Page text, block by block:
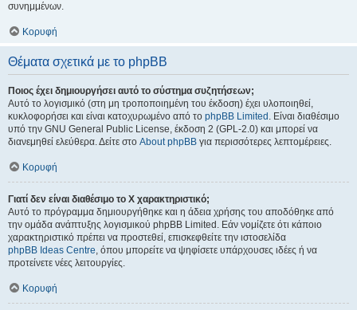
συνημμένων.
Κορυφή
Θέματα σχετικά με το phpBB
Ποιος έχει δημιουργήσει αυτό το σύστημα συζητήσεων;
Αυτό το λογισμικό (στη μη τροποποιημένη του έκδοση) έχει υλοποιηθεί,
κυκλοφορήσει και είναι κατοχυρωμένο από το phpBB Limited . Είναι διαθέσιμο
υπό την GNU General Public License, έκδοση 2 (GPL-2.0) και μπορεί να
διανεμηθεί ελεύθερα. Δείτε στο About phpBB για περισσότερες λεπτομέρειες.
Κορυφή
Γιατί δεν είναι διαθέσιμο το Χ χαρακτηριστικό;
Αυτό το πρόγραμμα δημιουργήθηκε και η άδεια χρήσης του αποδόθηκε από
την ομάδα ανάπτυξης λογισμικού phpBB Limited. Εάν νομίζετε ότι κάποιο
χαρακτηριστικό πρέπει να προστεθεί, επισκεφθείτε την ιστοσελίδα
phpBB Ideas Centre, όπου μπορείτε να ψηφίσετε υπάρχουσες ιδέες ή να
προτείνετε νέες λειτουργίες.
Κορυφή